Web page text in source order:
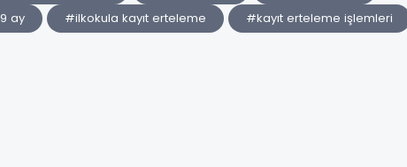
ay
#ilkokula kayıt erteleme #kayıt erteleme işlemleri